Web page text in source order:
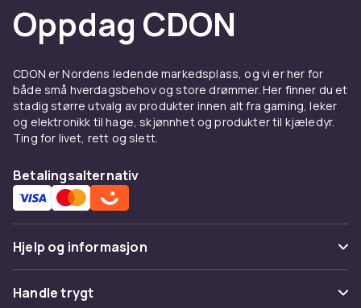
Oppdag CDON
CDON er Nordens ledende markedsplass, og vi er her for
både små hverdagsbehov og store drømmer. Her finner du et
stadig større utvalg av produkter innen alt fra gaming, leker
og elektronikk til hage, skjønnhet og produkter til kjæledyr.
Ting for livet, rett og slett.
Betalingsalternativ
Hjelp og informasjon
Vanlige spørsmål
Handle trygt